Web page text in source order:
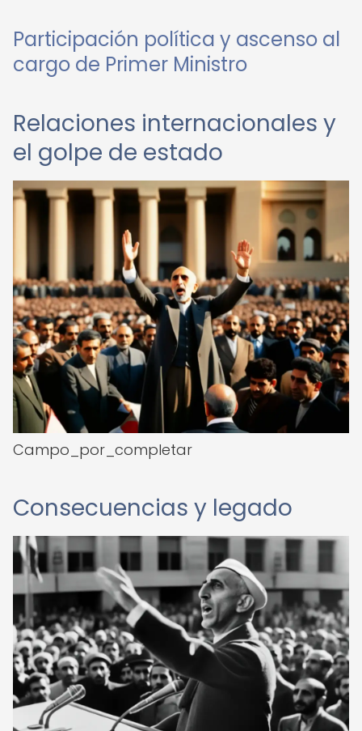
Participación política y ascenso al
cargo de Primer Ministro
Relaciones internacionales y
el golpe de estado
Campo_por_completar
Consecuencias y legado